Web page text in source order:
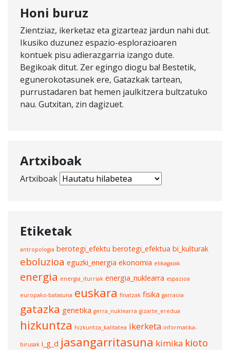
Honi buruz
Zientziaz, ikerketaz eta gizarteaz jardun nahi dut.
Ikusiko duzunez espazio-esplorazioaren
kontuek pisu adierazgarria izango dute.
Begikoak ditut. Zer egingo diogu ba! Bestetik,
egunerokotasunek ere, Gatazkak tartean,
purrustadaren bat hemen jaulkitzera bultzatuko
nau. Gutxitan, zin dagizuet.
Artxiboak
Artxiboak
Etiketak
antropologia berotegi_efektu berotegi_efektua bi_kulturak
eboluzioa eguzki_energia ekonomia elikagaiak
energia energia_iturriak energia_nuklearra espazioa
europako-batasuna euskara finatzak fisika garraoia
gatazka genetika gerra_nuklearra gizarte_eredua
hizkuntza hizkuntza_kalitatea ikerketa informatika-
birusak i_g_d jasangarritasuna kimika kioto